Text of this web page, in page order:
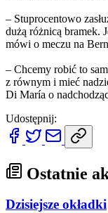
– Stuprocentowo
dużą różnicą bramek.
mówi o meczu na
– Chcemy robić to
z równym i mieć
Di María o
Udostępnij:
Ostatnie
Dzisiejsze okładki